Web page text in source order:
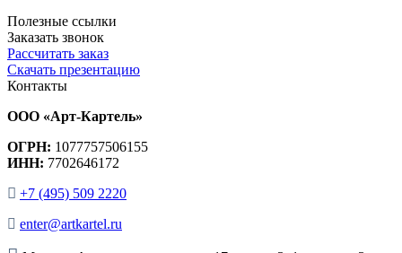
Полезные ссылки
Заказать звонок
Рассчитать заказ
Скачать презентацию
Контакты
ООО «Арт-Картель»
ОГРН: 1077757506155
ИНН: 7702646172
+7 (495) 509 2220
enter@artkartel.ru